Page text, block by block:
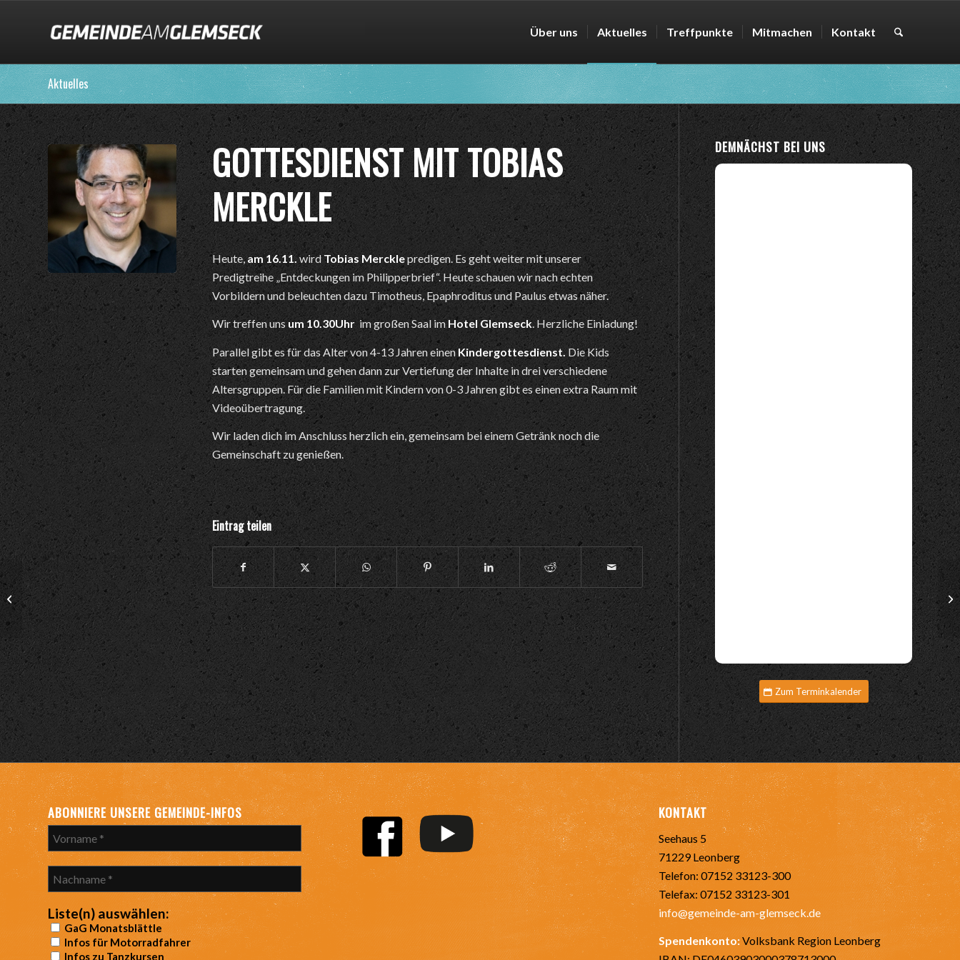
Über uns Aktuelles Treffpunkte Mitmachen Kontakt
Aktuelles
GOTTESDIENST MIT TOBIAS
MERCKLE
Heute,am 16.11. wirdTobias Mercklepredigen. Es geht weiter mit unserer
Predigtreihe „Entdeckungen im Philipperbrief“. Heute schauen wir nach echten
Vorbildern und beleuchten dazu Timotheus, Epaphroditus und Paulus etwas näher.
Wir treffen uns um 10.30Uhrim großen Saal imHotel Glemseck. Herzliche Einladung!
Parallel gibt es für das Alter von 4-13 Jahren einen Kindergottesdienst. Die Kids
starten gemeinsam und gehen dann zur Vertiefung der Inhalte in drei verschiedene
Altersgruppen. Für die Familien mit Kindern von 0-3 Jahren gibt es einen extra Raum mit
Videoübertragung.
Wir laden dich im Anschluss herzlich ein, gemeinsam bei einem Getränk noch die
Gemeinschaft zu genießen.
Eintrag teilen
DEMNÄCHST BEI UNS
Zum Terminkalender
ABONNIERE UNSERE GEMEINDE-INFOS
Liste(n) auswählen:
GaG Monatsblättle
Infos für Motorradfahrer
Infos zu Tanzkursen
KONTAKT
Seehaus 5
71229 Leonberg
Telefon: 07152 33123-300
Telefax: 07152 33123-301
info@gemeinde-am-glemseck.de
Spendenkonto:Volksbank Region Leonberg
Gottesdienst mit Ben
Stock